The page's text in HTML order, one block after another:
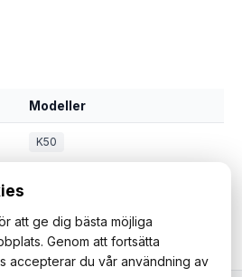
Modeller
K50
att ge dig bästa möjliga
Genom att fortsätta
accepterar du vår användning av